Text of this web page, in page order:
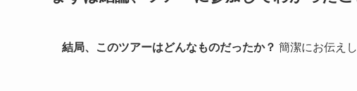
結局、このツアーはどんなものだったか？ 簡潔にお伝えし